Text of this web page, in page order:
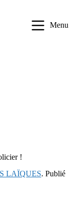
Menu
!
LAÏQUES. Publié